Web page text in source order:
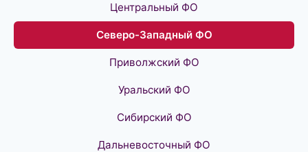
Центральный ФО
Северо-Западный ФО
Приволжский ФО
Уральский ФО
Сибирский ФО
Дальневосточный ФО